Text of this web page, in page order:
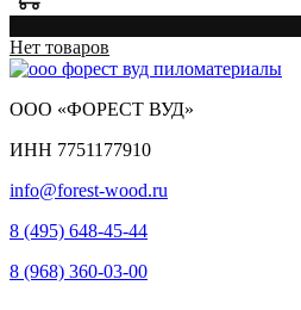
Нет товаров
ООО «ФОРЕСТ ВУД»
ИНН 7751177910
info@forest-wood.ru
8 (495) 648-45-44
8 (968) 360-03-00